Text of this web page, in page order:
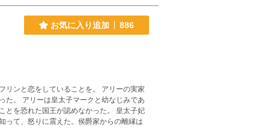
お気に入り追加 886
していることを。 アリーの実家
みであ
れた国王が認めなかった。 皇太子妃
って、怒りに震えた。侯爵家からの離縁は